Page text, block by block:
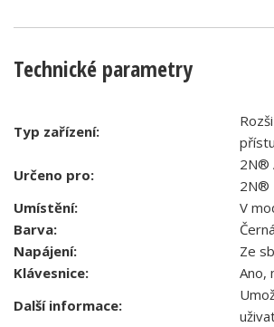
Technické parametry
Typ zařízení:
Určeno pro:
2N®
2N®
Umístění:
V
Barva:
Černá
Napájení:
Ze
Klávesnice:
Ano,
Další informace: